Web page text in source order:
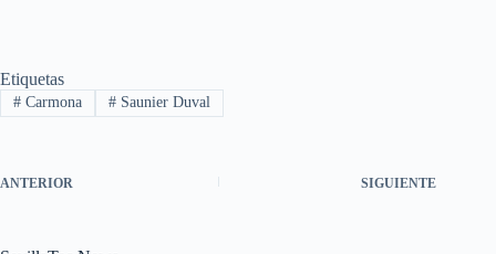
Etiquetas
#Carmona #Saunier Duval
ANTERIOR SIGUIENTE